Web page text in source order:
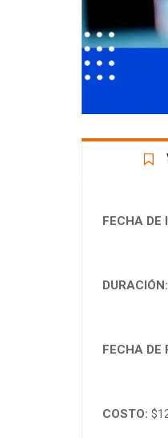
FECHA DE
DURACIÓN:
FECHA DE
COSTO: